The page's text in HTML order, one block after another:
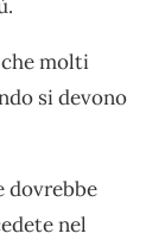
molti
si devono
dovrebbe
nel